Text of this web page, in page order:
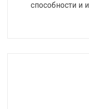
способности и